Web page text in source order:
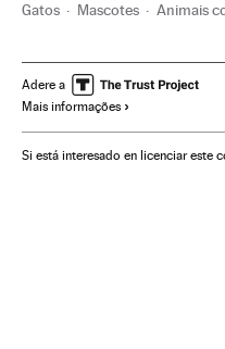
Gatos Mascotes Animais
Adere a
Mais informações
Si está interesado en licenciar este